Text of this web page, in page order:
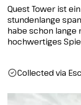
Quest Tower ist
stundenlange
habe schon lange
hochwertiges
Collected via